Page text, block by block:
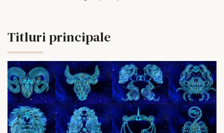
Titluri principale